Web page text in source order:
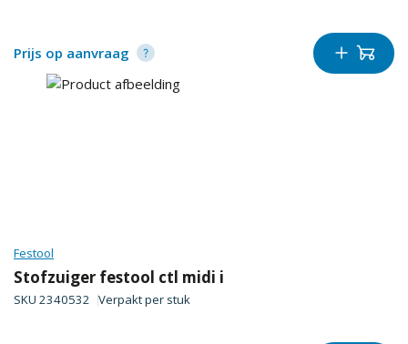
Prijs op aanvraag
Festool
Stofzuiger festool ctl midi i
SKU 2340532 Verpakt per stuk